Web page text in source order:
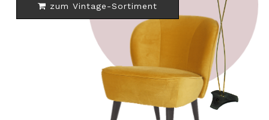
zum Vintage-Sortiment